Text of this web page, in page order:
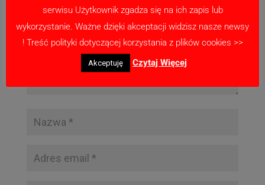
serwisu Użytkownik zgadza się na ich zapis lub
wykorzystanie. Ważne dzięki akceptacji widzisz nasze newsy
! Treść polityki dotyczącej korzystania z plików cookies >>
Akceptuję Czytaj Więcej